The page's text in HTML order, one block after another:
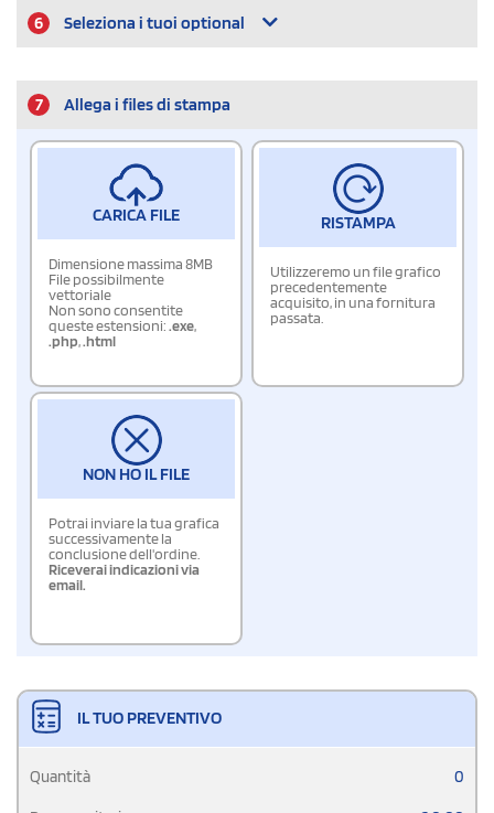
6 Seleziona i tuoi optional
7 Allega i files di stampa
CARICA FILE
Dimensione massima 8MB
File possibilmente
vettoriale
Non sono consentite
queste estensioni:.exe,
.php,.html
RISTAMPA
Utilizzeremo un file grafico
precedentemente
acquisito, in una fornitura
passata.
NON HO IL FILE
Potrai inviare la tua grafica
successivamente la
conclusione dell'ordine.
Riceverai indicazioni via
email.
IL TUO PREVENTIVO
Quantità 0